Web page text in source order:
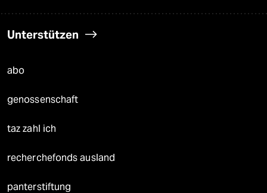
Unterstützen
abo
genossenschaft
taz zahl ich
recherchefonds ausland
panterstiftung